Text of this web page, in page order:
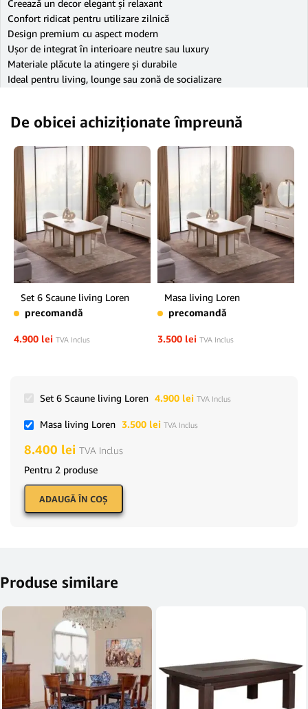
Creează un decor elegant și relaxant
Confort ridicat pentru utilizare zilnică
Design premium cu aspect modern
Ușor de integrat în interioare neutre sau luxury
Materiale plăcute la atingere și durabile
Ideal pentru living, lounge sau zonă de socializare
De obicei achiziționate împreună
Set 6 Scaune living Loren
precomandă
4.900 lei TVA Inclus
Masa living Loren
precomandă
3.500 lei TVA Inclus
Set 6 Scaune living Loren 4.900 lei TVA Inclus
Masa living Loren 3.500 lei TVA Inclus
8.400 lei TVA Inclus
Pentru 2 produse
ADAUGĂ ÎN COŞ
Produse similare